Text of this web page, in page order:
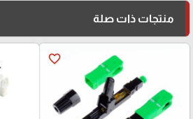
منتجات ذات صلة
favorite_border